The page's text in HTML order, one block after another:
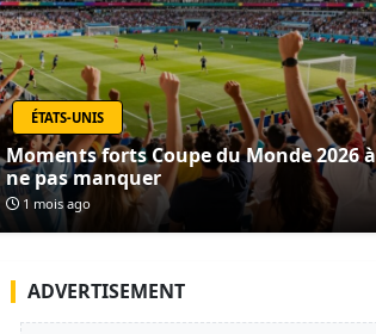
ÉTATS-UNIS
Moments forts Coupe du Monde 2026 à
ne pas manquer
1 mois ago
ADVERTISEMENT